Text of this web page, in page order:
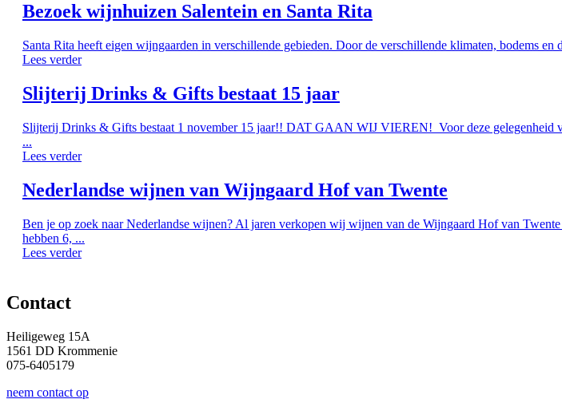
Bezoek wijnhuizen Salentein en Santa Rita
Santa Rita heeft eigen wijngaarden in verschillende gebieden. Door de verschillende klimaten, bodems
Lees verder
Slijterij Drinks & Gifts bestaat 15 jaar
Slijterij Drinks & Gifts bestaat 1 november 15 jaar!! DAT GAAN WIJ VIEREN! Voor deze
...
Lees verder
Nederlandse wijnen van Wijngaard Hof van Twente
Ben je op zoek naar Nederlandse wijnen? Al jaren verkopen wij wijnen van de Wijngaard Hof van
hebben 6, ...
Lees verder
Contact
Heiligeweg 15A
1561 DD Krommenie
075-6405179
neem contact op